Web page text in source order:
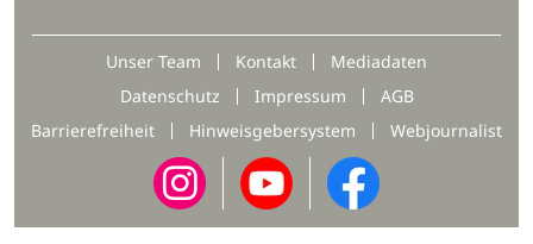
Unser Team Kontakt
Mediadaten
Datenschutz
Impressum
AGB
Barrierefreiheit
Hinweisgebersystem Webjournalist